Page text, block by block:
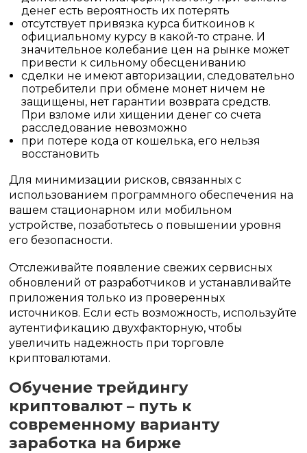
денег есть вероятность их потерять
отсутствует привязка курса биткоинов к
официальному курсу в какой-то стране. И
значительное колебание цен на рынке может
привести к сильному обесцениванию
сделки не имеют авторизации, следовательно
потребители при обмене монет ничем не
защищены, нет гарантии возврата средств.
При взломе или хищении денег со счета
расследование невозможно
при потере кода от кошелька, его нельзя
восстановить
Для минимизации рисков, связанных с
использованием программного обеспечения на
вашем стационарном или мобильном
устройстве, позаботьтесь о повышении уровня
его безопасности.
Отслеживайте появление свежих сервисных
обновлений от разработчиков и устанавливайте
приложения только из проверенных
источников. Если есть возможность, используйте
аутентификацию двухфакторную, чтобы
увеличить надежность при торговле
криптовалютами.
Обучение трейдингу
криптовалют – путь к
современному варианту
заработка на бирже